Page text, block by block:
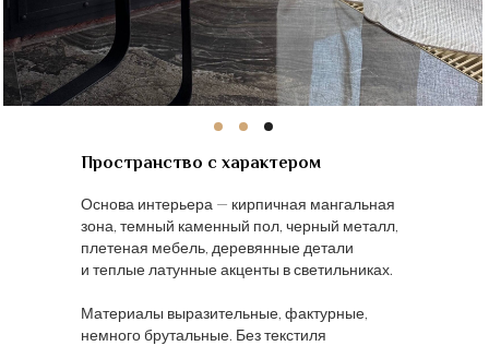
Основа интерьера — кирпичная мангальная
зона, темный каменный пол, черный металл,
плетеная мебель, деревянные детали
и теплые латунные акценты в светильниках.
Материалы выразительные, фактурные,
немного брутальные. Без текстиля
Пространство с характером